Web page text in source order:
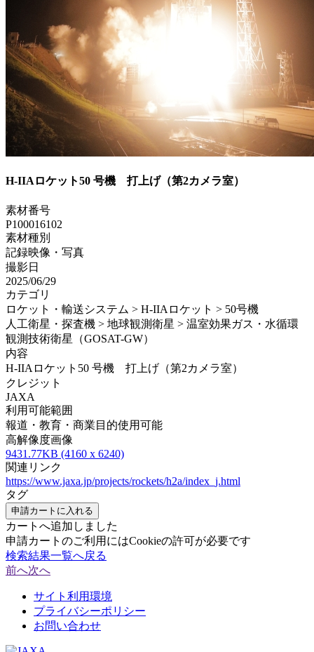
H-IIAロケット50 号機 打上げ（第2カメラ室）
素材番号
P100016102
素材種別
記録映像・写真
撮影日
2025/06/29
カテゴリ
ロケット・輸送システム > H-IIAロケット > 50号機
人工衛星・探査機 > 地球観測衛星 > 温室効果ガス・水循環
観測技術衛星（GOSAT-GW）
内容
H-IIAロケット50 号機 打上げ（第2カメラ室）
クレジット
JAXA
利用可能範囲
報道・教育・商業目的使用可能
高解像度画像
9431.77KB (4160 x 6240)
関連リンク
https://www.jaxa.jp/projects/rockets/h2a/index_j.html
タグ
申請カートに入れる
カートへ追加しました
申請カートのご利用にはCookieの許可が必要です
検索結果一覧へ戻る
前へ次へ
サイト利用環境
プライバシーポリシー
お問い合わせ